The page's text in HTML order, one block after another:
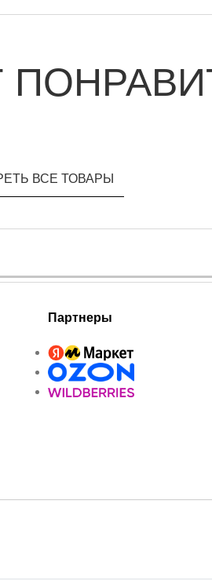
ВСЕ ТОВАРЫ
Партнеры